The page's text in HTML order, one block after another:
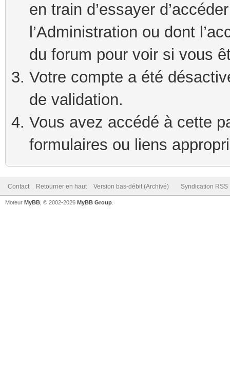
en train d’essayer
l’Administration ou dont
du forum pour voir si vous
Votre compte a été
de validation.
Vous avez accédé à cette
formulaires ou liens
Contact Retourner en haut Version bas-débit (Archivé) Syndication RSS
Moteur MyBB , © 2002-2026 MyBB Group